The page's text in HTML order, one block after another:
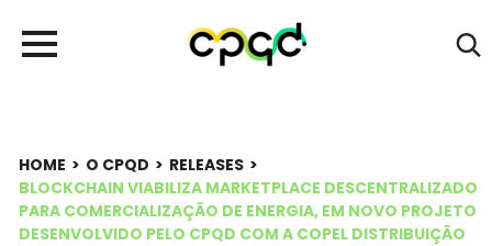
HOME > O CPQD > RELEASES >
BLOCKCHAIN VIABILIZA MARKETPLACE DESCENTRALIZADO
PARA COMERCIALIZAÇÃO DE ENERGIA, EM NOVO PROJETO
DESENVOLVIDO PELO CPQD COM A COPEL DISTRIBUIÇÃO